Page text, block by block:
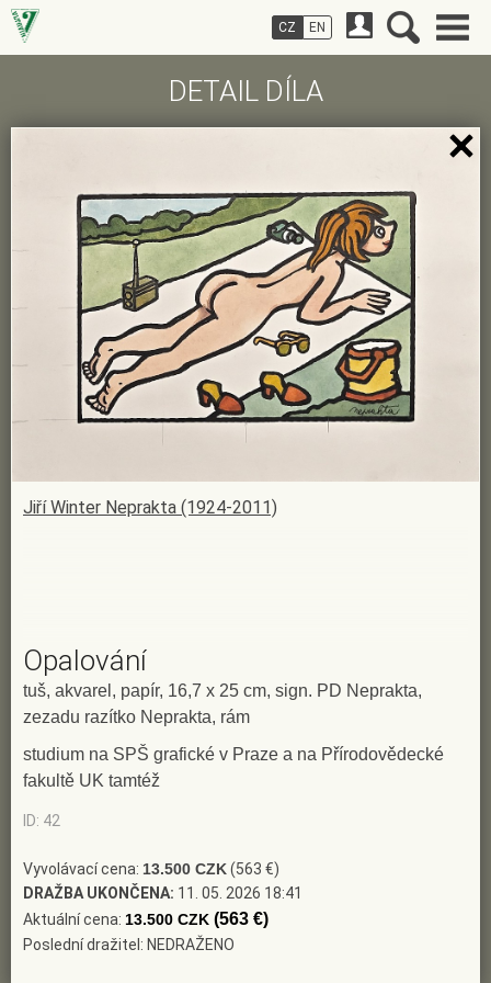
DETAIL DÍLA
Jiří Winter Neprakta (1924-2011)
Opalování
tuš, akvarel, papír, 16,7 x 25 cm, sign. PD Neprakta,
zezadu razítko Neprakta, rám
studium na SPŠ grafické v Praze a na Přírodovědecké
fakultě UK tamtéž
ID: 42
Vyvolávací cena: 13.500 CZK(563 €)
DRAŽBA UKONČENA: 11. 05. 2026 18:41
Aktuální cena: 13.500 CZK (563 €)
Poslední dražitel: NEDRAŽENO
CZ EN